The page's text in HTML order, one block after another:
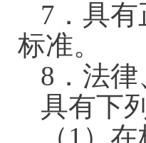
7．具
标准。
8．法
具有下